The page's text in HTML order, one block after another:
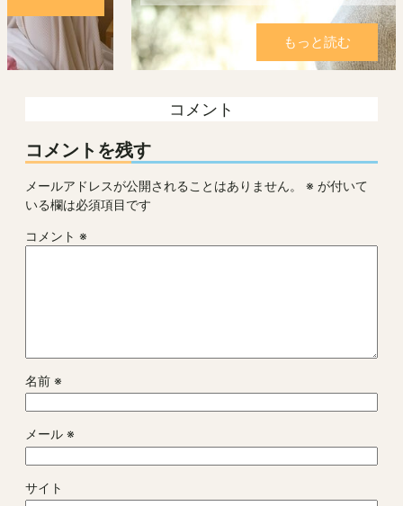
もっと読む
コメント
コメントを残す
メールアドレスが公開されることはありません。 ※ が付いて
いる欄は必須項目です
コメント ※
名前 ※
メール ※
サイト